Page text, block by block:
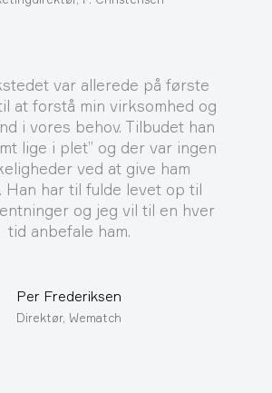
var allerede på første
at forstå min virksomhed og
i vores behov. Tilbudet han
lige i plet” og der var ingen
ved at give ham
Han har til fulde levet op til
og jeg vil til en hver
tid anbefale ham.
Per Frederiksen
Direktør, Wematch